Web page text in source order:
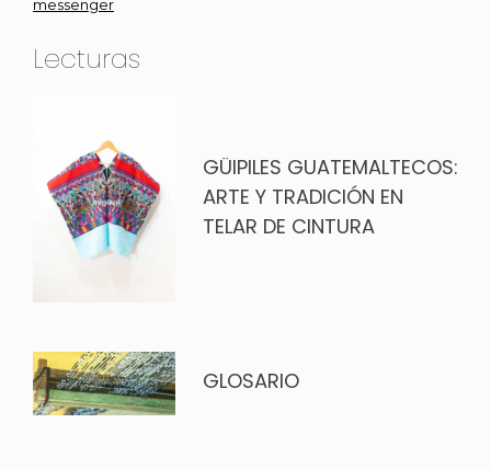
messenger
Lecturas
GÜIPILES GUATEMALTECOS:
ARTE Y TRADICIÓN EN
TELAR DE CINTURA
GLOSARIO